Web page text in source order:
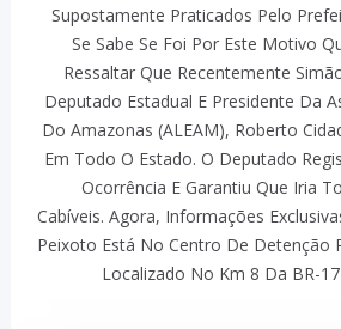
Supostamente Praticados Pelo
Se Sabe Se Foi Por Este Motivo
Ressaltar Que Recentemente
Deputado Estadual E Presidente Da
Do Amazonas (ALEAM), Roberto
Em Todo O Estado. O Deputado
Ocorrência E Garantiu Que Iria
Cabíveis. Agora, Informações
Peixoto Está No Centro De Detenção
Localizado No Km 8 Da BR-